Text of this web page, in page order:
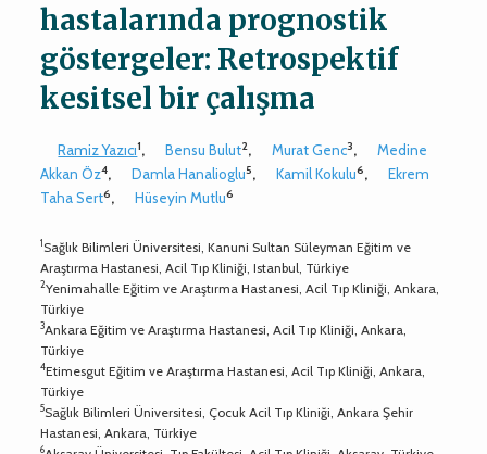
hastalarında prognostik
göstergeler: Retrospektif
kesitsel bir çalışma
Ramiz Yazıcı1, Bensu Bulut2, Murat Genc3,
Medine
Akkan Öz4, Damla Hanalioglu5, Kamil Kokulu6,
Ekrem
Taha Sert6, Hüseyin Mutlu6
1Sağlık Bilimleri Üniversitesi, Kanuni Sultan Süleyman Eğitim ve
Araştırma Hastanesi, Acil Tıp Kliniği, Istanbul, Türkiye
2Yenimahalle Eğitim ve Araştırma Hastanesi, Acil Tıp Kliniği, Ankara,
Türkiye
3Ankara Eğitim ve Araştırma Hastanesi, Acil Tıp Kliniği, Ankara,
Türkiye
4Etimesgut Eğitim ve Araştırma Hastanesi, Acil Tıp Kliniği, Ankara,
Türkiye
5Sağlık Bilimleri Üniversitesi, Çocuk Acil Tıp Kliniği, Ankara Şehir
Hastanesi, Ankara, Türkiye
6